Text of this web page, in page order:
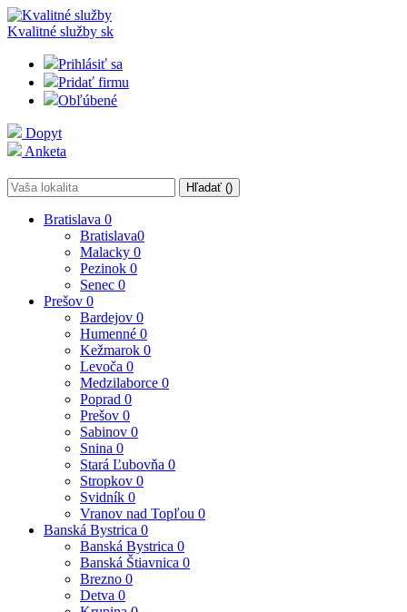
Kvalitné služby sk
Prihlásiť sa
Pridať firmu
Obľúbené
Dopyt
Anketa
Hľadať ()
Bratislava 0
Bratislava0
Malacky 0
Pezinok 0
Senec 0
Prešov 0
Bardejov 0
Humenné 0
Kežmarok 0
Levoča 0
Medzilaborce 0
Poprad 0
Prešov 0
Sabinov 0
Snina 0
Stará Ľubovňa 0
Stropkov 0
Svidník 0
Vranov nad Topľou 0
Banská Bystrica 0
Banská Bystrica 0
Banská Štiavnica 0
Brezno 0
Detva 0